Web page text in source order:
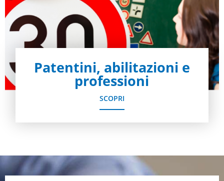
Patentini, abilitazioni e
professioni
SCOPRI